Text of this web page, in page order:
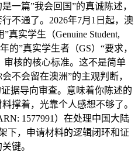
一篇”我会回国”的真诚陈述，
不通了。2026年7月1日起，澳
实学生（Genuine Student,
的”真实学生者（GS）“要求，
审核的核心标准。这不是简单
不会留在澳洲”的主观判断，
据导向审查。意味着你陈述的
撑着，光靠个人感想不够了。
1577991）在处理中国大陆
下，申请材料的逻辑闭环和证
键。